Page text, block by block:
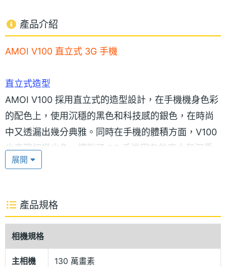
產品介紹
AMOI V100 直立式 3G 手機
直立式造型
AMOI V100 採用直立式的造型設計，在手機機身色彩
的配色上，使用沉穩的黑色和科技感的銀色，在時尚
中又透漏出幾分典雅。同時在手機的體積方面，V100
也表現相當出色，擺脫了 3G 手機固有的龐大和沉重
身軀。僅有 106 x 48 x 19 mm 的尺寸和 120 克的重
高配備 3G 手機
一款支援 GSM900 / 1800 / 1900 MHz 和 WCDMA
展開
產品規格
相機規格
主相機
130 萬畫素